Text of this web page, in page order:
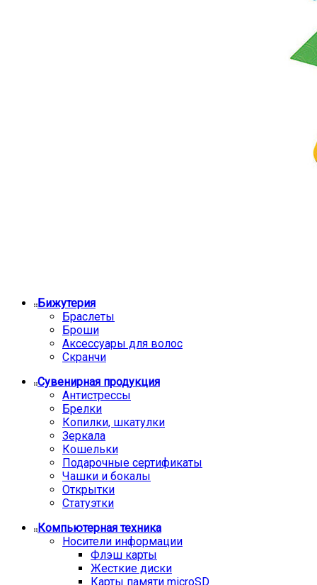
Бижутерия
Браслеты
Броши
Аксессуары для волос
Скранчи
Сувенирная продукция
Антистрессы
Брелки
Копилки, шкатулки
Зеркала
Кошельки
Подарочные сертификаты
Чашки и бокалы
Открытки
Статуэтки
Компьютерная техника
Носители информации
Флэш карты
Жесткие диски
Карты памяти microSD